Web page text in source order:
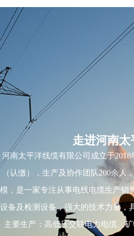
走进河南太
河南太平洋线缆有限公司成立于
（认缴），生产及协作团队200余人
模，是一家专注从事电线电缆生产销
设备及检测设备，强大的技术力量，
主要生产：高低压交联电力电缆、